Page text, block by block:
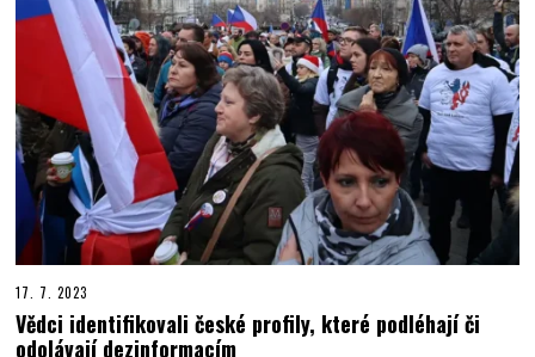
17. 7. 2023
Vědci identifikovali české profily, které podléhají či
odolávají dezinformacím